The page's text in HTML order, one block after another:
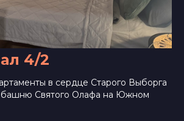
4/2
в сердце Старого Выборга
башню Святого Олафа на Южном